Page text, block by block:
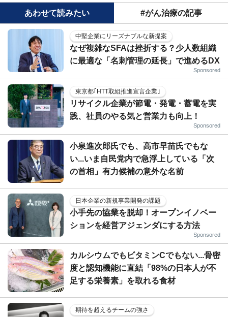
あわせて読みたい #がん治療の記事
中堅企業にリーズナブルな新提案
なぜ複雑なSFAは挫折する？少人数組織
に最適な「名刺管理の延長」で進めるDX
Sponsored
東京都｢HTT取組推進宣言企業｣
リサイクル企業が節電・発電・蓄電を実
践、社員のやる気と営業力も向上！
Sponsored
小泉進次郎氏でも、高市早苗氏でもな
い...いま自民党内で急浮上している「次
の首相」有力候補の意外な名前
日本企業の新規事業開発の課題
小手先の協業を脱却！オープンイノベー
ションを経営アジェンダにする方法
Sponsored
カルシウムでもビタミンCでもない...骨密
度と認知機能に直結「98%の日本人が不
足する栄養素」を取れる食材
期待を超えるチームの強さ